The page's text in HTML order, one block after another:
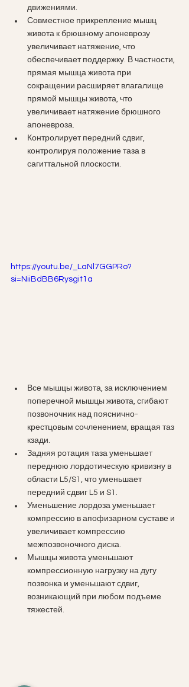
движениями.
Совместное прикрепление мышц
живота к брюшному апоневрозу
увеличивает натяжение, что
обеспечивает поддержку. В частности,
прямая мышца живота при
сокращении расширяет влагалище
прямой мышцы живота, что
увеличивает натяжение брюшного
апоневроза.
Контролирует передний сдвиг,
контролируя положение таза в
сагиттальной плоскости.
https://youtu.be/_LaNl7GGPRo?
si=NiiBdBB6Rysgit1a
Все мышцы живота, за исключением
поперечной мышцы живота, сгибают
позвоночник над пояснично-
крестцовым сочленением, вращая таз
кзади.
Задняя ротация таза уменьшает
переднюю лордотическую кривизну в
области L5/S1, что уменьшает
передний сдвиг L5 и S1.
Уменьшение лордоза уменьшает
компрессию в апофизарном суставе и
увеличивает компрессию
межпозвоночного диска.
Мышцы живота уменьшают
компрессионную нагрузку на дугу
позвонка и уменьшают сдвиг,
возникающий при любом подъеме
тяжестей.